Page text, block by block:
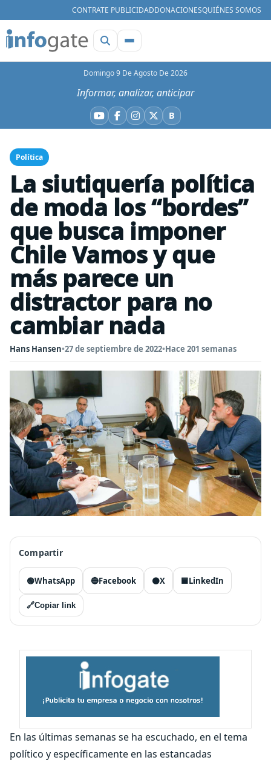
CONTRATE PUBLICIDADDONACIONESQUIÉNES SOMOS
Domingo 9 De Agosto De 2026
Informar, analizar, anticipar
YouTube
Facebook
Instagram
X BBluesky
Política
La siutiquería política
de moda los “bordes”
que busca imponer
Chile Vamos y que
más parece un
distractor para no
cambiar nada
Hans Hansen•27 de septiembre de 2022•Hace 201 semanas
Compartir
🟢WhatsApp 🔵Facebook ⚫X 🟦LinkedIn
🔗Copiar link
En las últimas semanas se ha escuchado, en el tema
político y específicamente en las estancadas